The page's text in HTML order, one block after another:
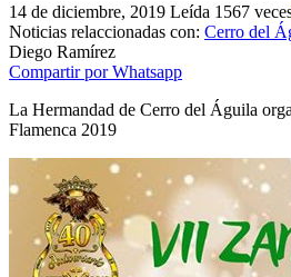
14 de diciembre, 2019 Leída 1567
Noticias relaccionadas con: Cerro del
Diego Ramírez
Compartir por Whatsapp
La Hermandad de Cerro del Águila
Flamenca 2019
Historia de la Virgen del Rocío
¿Cuándo es la romería del Rocío?
¿Cuántas hermandades participan
¿Cuándo se construyó la primera
El traslado cada siete años
¿Cuales son los actos principales
Rocío?
Quiero hacer el camino,¿que tengo